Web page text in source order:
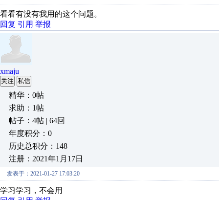
看看有没有我用的这个问题。
回复 引用 举报
xmaju
关注 私信
精华：0帖
求助：1帖
帖子：4帖 | 64回
年度积分：0
历史总积分：148
注册：2021年1月17日
发表于：2021-01-27 17:03:20
学习学习，不会用